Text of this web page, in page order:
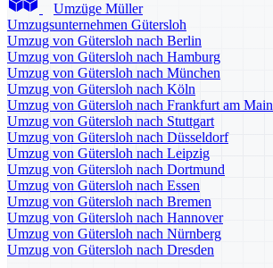
Umzüge Müller
Umzugsunternehmen Gütersloh
Umzug von Gütersloh nach Berlin
Umzug von Gütersloh nach Hamburg
Umzug von Gütersloh nach München
Umzug von Gütersloh nach Köln
Umzug von Gütersloh nach Frankfurt am Main
Umzug von Gütersloh nach Stuttgart
Umzug von Gütersloh nach Düsseldorf
Umzug von Gütersloh nach Leipzig
Umzug von Gütersloh nach Dortmund
Umzug von Gütersloh nach Essen
Umzug von Gütersloh nach Bremen
Umzug von Gütersloh nach Hannover
Umzug von Gütersloh nach Nürnberg
Umzug von Gütersloh nach Dresden